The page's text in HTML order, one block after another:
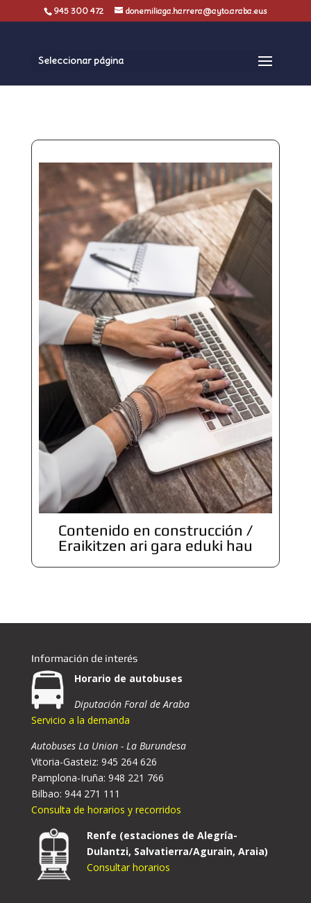
945 300 472 donemiliaga.harrera@ayto.araba.eus
Seleccionar página
Contenido en construcción /
Eraikitzen ari gara eduki hau
Información de interés
Horario de autobuses
Diputación Foral de Araba
Servicio a la demanda
Autobuses La Union - La Burundesa
Vitoria-Gasteiz: 945 264 626
Pamplona-Iruña: 948 221 766
Bilbao: 944 271 111
Consulta de horarios y recorridos
Renfe (estaciones de Alegría-
Dulantzi, Salvatierra/Agurain, Araia)
Consultar horarios